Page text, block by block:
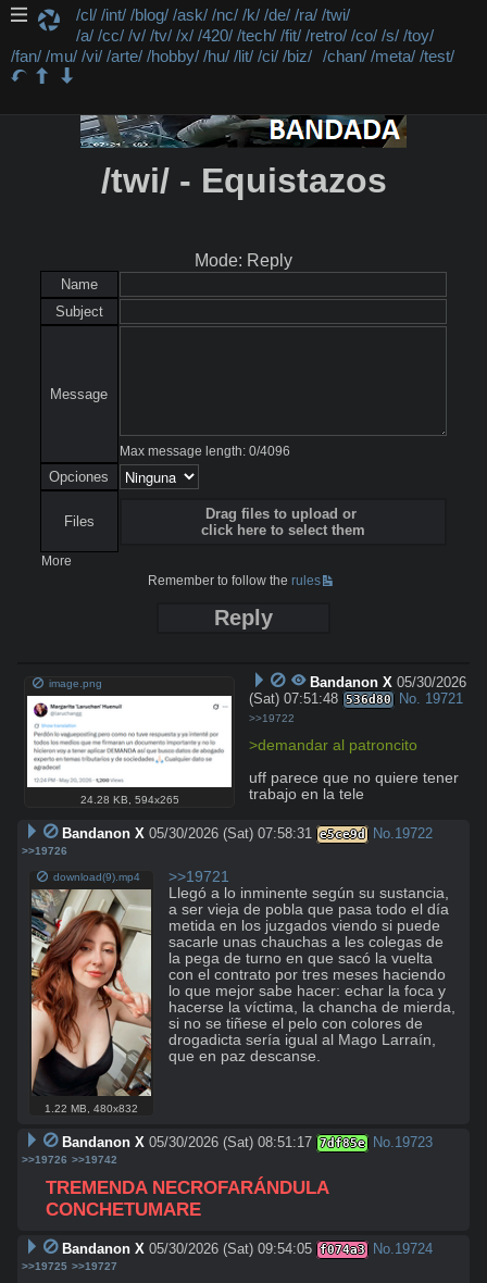
/cl/ /int/ /blog/ /ask/ /nc/ /k/ /de/ /ra/ /twi/
/a/ /cc/ /v/ /tv/ /x/ /420/ /tech/ /fit/ /retro/ /co/ /s/ /toy/
/fan/ /mu/ /vi/ /arte/ /hobby/ /hu/ /lit/ /ci/ /biz/ /chan/ /meta/ /test/
/twi/ - Equistazos
Mode: Reply
Name
Subject
Message
Max message length: 0/4096
Opciones
Files
Drag files to upload or
click here to select them
More
Remember to follow therules
Reply
image.png
24.28 KB 594x265
Bandanon X 05/30/2026
(Sat) 07:51:48 536d80 No. 19721
>>19722
>demandar al patroncito
uff parece que no quiere tener
trabajo en la tele
Bandanon X 05/30/2026 (Sat) 07:58:31 e5ce9d No.19722
>>19726
download(9).mp4
1.22 MB ,480x832
>>19721
Llegó a lo inminente según su sustancia,
a ser vieja de pobla que pasa todo el día
metida en los juzgados viendo si puede
sacarle unas chauchas a les colegas de
la pega de turno en que sacó la vuelta
con el contrato por tres meses haciendo
lo que mejor sabe hacer: echar la foca y
hacerse la víctima, la chancha de mierda,
si no se tiñese el pelo con colores de
drogadicta sería igual al Mago Larraín,
que en paz descanse.
Bandanon X 05/30/2026 (Sat) 08:51:17 7df85e No.19723
>>19726 >>19742
TREMENDA NECROFARÁNDULA
CONCHETUMARE
Bandanon X 05/30/2026 (Sat) 09:54:05 f074a3 No.19724
>>19725 >>19727